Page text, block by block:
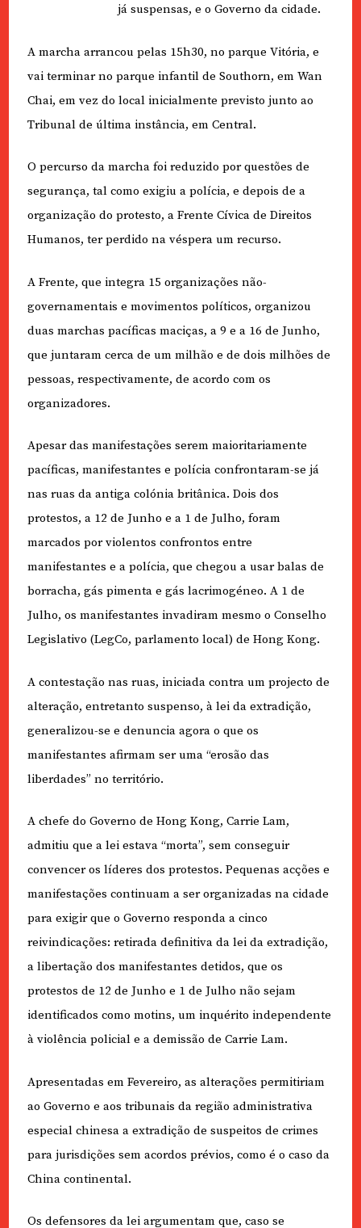
já suspensas, e o Governo da cidade.
A marcha arrancou pelas 15h30, no parque Vitória, e
vai terminar no parque infantil de Southorn, em Wan
Chai, em vez do local inicialmente previsto junto ao
Tribunal de última instância, em Central.
O percurso da marcha foi reduzido por questões de
segurança, tal como exigiu a polícia, e depois de a
organização do protesto, a Frente Cívica de Direitos
Humanos, ter perdido na véspera um recurso.
A Frente, que integra 15 organizações não-
governamentais e movimentos políticos, organizou
duas marchas pacíficas maciças, a 9 e a 16 de Junho,
que juntaram cerca de um milhão e de dois milhões de
pessoas, respectivamente, de acordo com os
organizadores.
Apesar das manifestações serem maioritariamente
pacíficas, manifestantes e polícia confrontaram-se já
nas ruas da antiga colónia britânica. Dois dos
protestos, a 12 de Junho e a 1 de Julho, foram
marcados por violentos confrontos entre
manifestantes e a polícia, que chegou a usar balas de
borracha, gás pimenta e gás lacrimogéneo. A 1 de
Julho, os manifestantes invadiram mesmo o Conselho
Legislativo (LegCo, parlamento local) de Hong Kong.
A contestação nas ruas, iniciada contra um projecto de
alteração, entretanto suspenso, à lei da extradição,
generalizou-se e denuncia agora o que os
manifestantes afirmam ser uma “erosão das
liberdades” no território.
A chefe do Governo de Hong Kong, Carrie Lam,
admitiu que a lei estava “morta”, sem conseguir
convencer os líderes dos protestos. Pequenas acções e
manifestações continuam a ser organizadas na cidade
para exigir que o Governo responda a cinco
reivindicações: retirada definitiva da lei da extradição,
a libertação dos manifestantes detidos, que os
protestos de 12 de Junho e 1 de Julho não sejam
identificados como motins, um inquérito independente
à violência policial e a demissão de Carrie Lam.
Apresentadas em Fevereiro, as alterações permitiriam
ao Governo e aos tribunais da região administrativa
especial chinesa a extradição de suspeitos de crimes
para jurisdições sem acordos prévios, como é o caso da
China continental.
Os defensores da lei argumentam que, caso se